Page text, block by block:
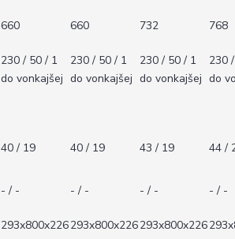
660 660 732 768
230 / 50 / 1 230 / 50 / 1 230 / 50 / 1
230
do vonkajšej do vonkajšej do vonkajšej do
40 / 19 40 / 19 43 / 19 44 /
- / - - / - - / -
- / -
293x800x226293x800x226293x800x226